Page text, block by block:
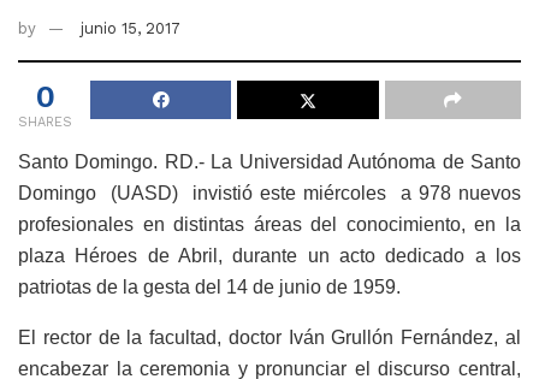
by junio 15, 2017
0
SHARES
Santo Domingo. RD.- La Universidad Autónoma de Santo
Domingo (UASD) invistió este miércoles a 978 nuevos
profesionales en distintas áreas del conocimiento, en la
plaza Héroes de Abril, durante un acto dedicado a los
patriotas de la gesta del 14 de junio de 1959.
El rector de la facultad, doctor Iván Grullón Fernández, al
encabezar la ceremonia y pronunciar el discurso central,